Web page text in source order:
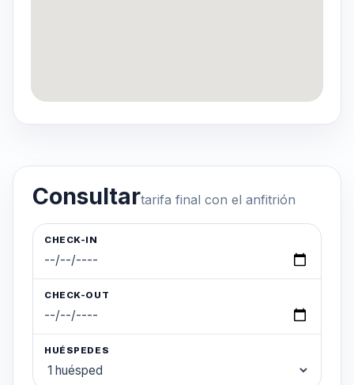
Consultartarifa final con el anfitrión
CHECK-IN
CHECK-OUT
HUÉSPEDES